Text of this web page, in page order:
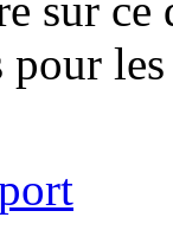
sur